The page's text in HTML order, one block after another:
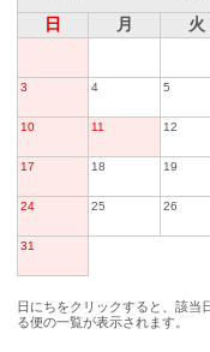
日
月 火
3 4 5
10 11 12
17 18 19
24 25 26
31
日にちをクリックすると、該当
る便の一覧が表示されます。